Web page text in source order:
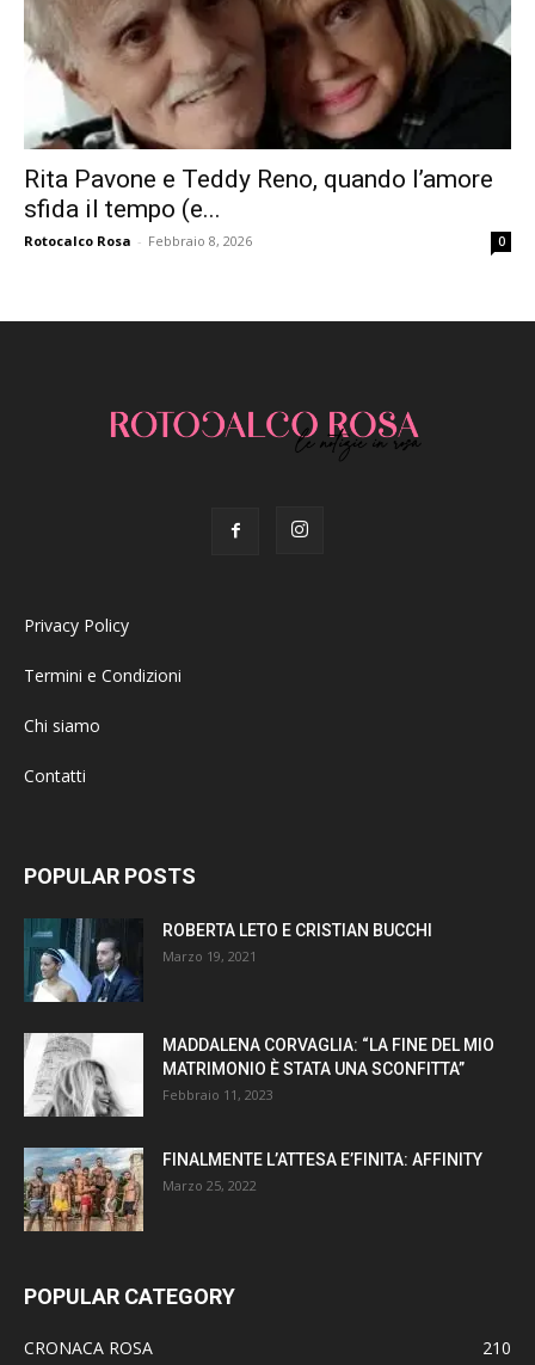
Rita Pavone e Teddy Reno, quando l’amore
sfida il tempo (e...
Rotocalco Rosa - Febbraio 8, 2026 0
Privacy Policy
Termini e Condizioni
Chi siamo
Contatti
POPULAR POSTS
ROBERTA LETO E CRISTIAN BUCCHI
Marzo 19, 2021
MADDALENA CORVAGLIA: “LA FINE DEL MIO
MATRIMONIO È STATA UNA SCONFITTA”
Febbraio 11, 2023
FINALMENTE L’ATTESA E’FINITA: AFFINITY
Marzo 25, 2022
POPULAR CATEGORY
CRONACA ROSA 210